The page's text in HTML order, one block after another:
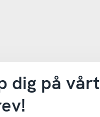
dig på vårt